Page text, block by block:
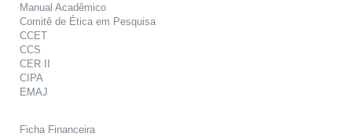
Manual Acadêmico
Comitê de Ética em Pesquisa
CCET
CCS
CER II
CIPA
EMAJ
Ficha Financeira